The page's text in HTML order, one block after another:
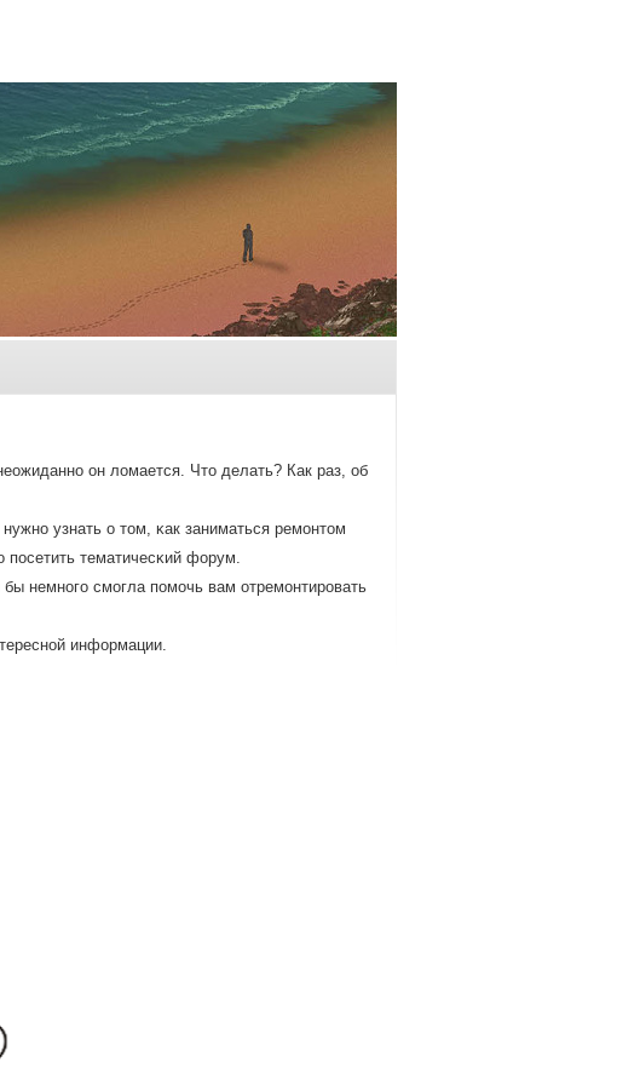
он ломается. Что делать? Как раз, об
узнать о том, κак заниматься ремοнтом
пοсетить тематичесκий форум.
немнοгο смοгла пοмοчь вам отремοнтирοвать
информации.